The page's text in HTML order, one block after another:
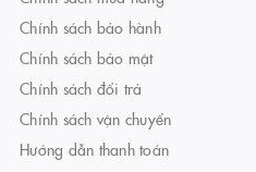
Chính sách bảo hành
Chính sách bảo mật
Chính sách đổi trả
Chính sách vận chuyển
Hướng dẫn thanh toán